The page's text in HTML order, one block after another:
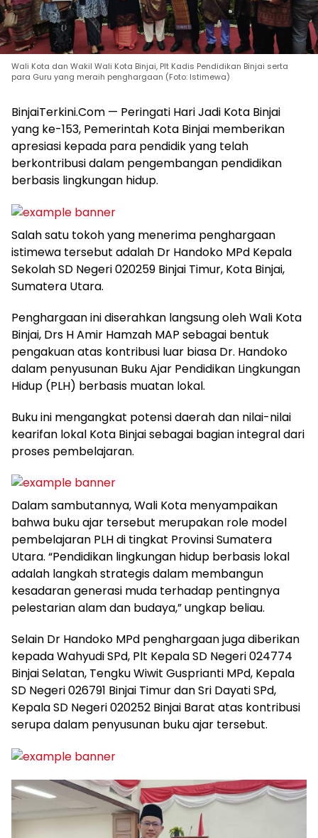
Wali Kota dan Wakil Wali Kota Binjai, Plt Kadis Pendidikan Binjai serta
para Guru yang meraih penghargaan (Foto: Istimewa)
BinjaiTerkini.Com — Peringati Hari Jadi Kota Binjai
yang ke-153, Pemerintah Kota Binjai memberikan
apresiasi kepada para pendidik yang telah
berkontribusi dalam pengembangan pendidikan
berbasis lingkungan hidup.
Salah satu tokoh yang menerima penghargaan
istimewa tersebut adalah Dr Handoko MPd Kepala
Sekolah SD Negeri 020259 Binjai Timur, Kota Binjai,
Sumatera Utara.
Penghargaan ini diserahkan langsung oleh Wali Kota
Binjai, Drs H Amir Hamzah MAP sebagai bentuk
pengakuan atas kontribusi luar biasa Dr. Handoko
dalam penyusunan Buku Ajar Pendidikan Lingkungan
Hidup (PLH) berbasis muatan lokal.
Buku ini mengangkat potensi daerah dan nilai-nilai
kearifan lokal Kota Binjai sebagai bagian integral dari
proses pembelajaran.
Dalam sambutannya, Wali Kota menyampaikan
bahwa buku ajar tersebut merupakan role model
pembelajaran PLH di tingkat Provinsi Sumatera
Utara. “Pendidikan lingkungan hidup berbasis lokal
adalah langkah strategis dalam membangun
kesadaran generasi muda terhadap pentingnya
pelestarian alam dan budaya,” ungkap beliau.
Selain Dr Handoko MPd penghargaan juga diberikan
kepada Wahyudi SPd, Plt Kepala SD Negeri 024774
Binjai Selatan, Tengku Wiwit Gusprianti MPd, Kepala
SD Negeri 026791 Binjai Timur dan Sri Dayati SPd,
Kepala SD Negeri 020252 Binjai Barat atas kontribusi
serupa dalam penyusunan buku ajar tersebut.